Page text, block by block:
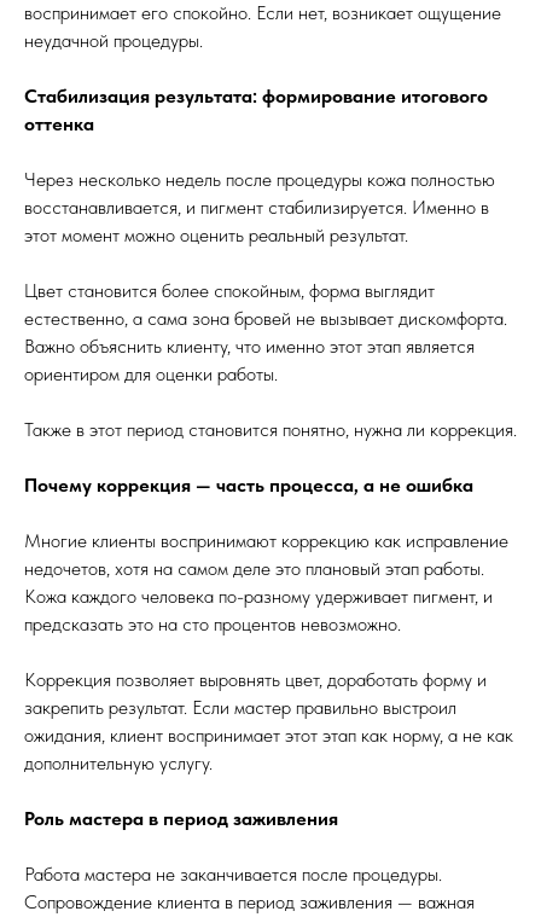
воспринимает его спокойно. Если нет, возникает ощущение
неудачной процедуры.
Стабилизация результата: формирование итогового
оттенка
Через несколько недель после процедуры кожа полностью
восстанавливается, и пигмент стабилизируется. Именно в
этот момент можно оценить реальный результат.
Цвет становится более спокойным, форма выглядит
естественно, а сама зона бровей не вызывает дискомфорта.
Важно объяснить клиенту, что именно этот этап является
ориентиром для оценки работы.
Также в этот период становится понятно, нужна ли коррекция.
Почему коррекция — часть процесса, а не ошибка
Многие клиенты воспринимают коррекцию как исправление
недочетов, хотя на самом деле это плановый этап работы.
Кожа каждого человека по-разному удерживает пигмент, и
предсказать это на сто процентов невозможно.
Коррекция позволяет выровнять цвет, доработать форму и
закрепить результат. Если мастер правильно выстроил
ожидания, клиент воспринимает этот этап как норму, а не как
дополнительную услугу.
Роль мастера в период заживления
Работа мастера не заканчивается после процедуры.
Сопровождение клиента в период заживления — важная